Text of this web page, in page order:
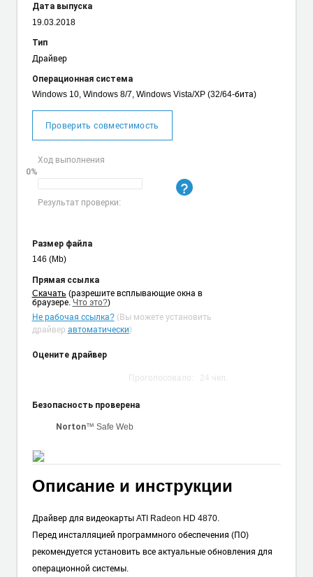
Дата выпуска
19.03.2018
Тип
Драйвер
Операционная система
Windows 10, Windows 8/7, Windows Vista/XP (32/64-бита)
Проверить совместимость
Ход выполнения
0%
Результат проверки:
Размер файла
146 (Mb)
Прямая ссылка
Cкачать (разрешите всплывающие окна в
браузере. Что это?)
Не рабочая ссылка?(Вы можете установить
драйвер автоматически)
Оцените драйвер
Проголосовало: 24 чел.
Безопасность проверена
Norton™ Safe Web
Описание и инструкции
Драйвер для видеокарты ATI Radeon HD 4870.
Перед инсталляцией программного обеспечения (ПО)
рекомендуется установить все актуальные обновления для
операционной системы.